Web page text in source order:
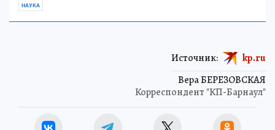
НАУКА
Вера БЕРЕЗОВСКАЯ
Корреспондент "КП-Барнаул"
Источник: kp.ru